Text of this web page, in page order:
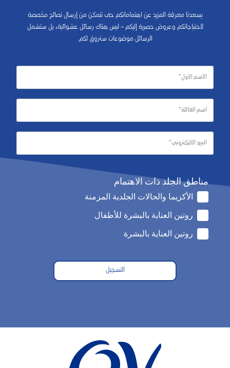
يسعدنا معرفة المزيد عن اهتماماتكم حتى نتمكن من إرسال نصائح مخصصة
لاحتياجاتكم وعروض حصرية إليكم – ليس هناك رسائل عشوائية، بل ستشمل
الرسائل موضوعات ستروق لكم.
مناطق الجلد ذات الاهتمام
الأكزيما والحالات الجلدية المزمنة
روتين العناية بالبشرة للأطفال
روتين العناية بالبشرة
التسجيل